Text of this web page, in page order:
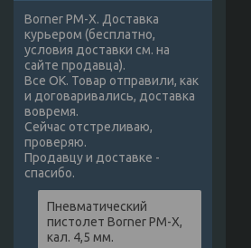
Borner PM-X. Доставка
курьером (бесплатно,
условия доставки см. на
сайте продавца).
Все ОК. Товар отправили, как
и договаривались, доставка
вовремя.
Сейчас отстреливаю,
проверяю.
Продавцу и доставке -
спасибо.
Пневматический
пистолет Borner PM-X,
кал. 4,5 мм.